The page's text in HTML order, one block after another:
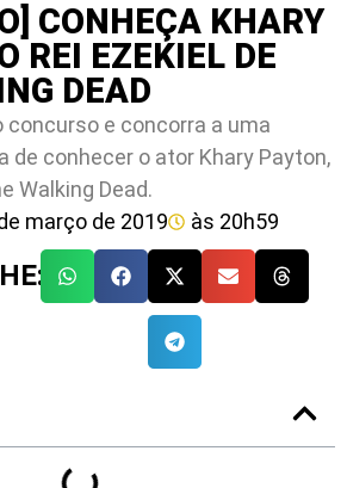
CONHEÇA KHARY
REI EZEKIEL DE
DEAD
concurso e concorra a uma
de conhecer o ator Khary Payton,
Walking Dead.
março de 2019 às 20h59